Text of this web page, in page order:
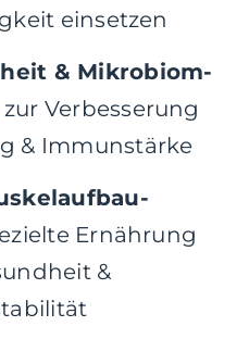
einsetzen
& Mikrobiom-
zur Verbesserung
& Immunstärke
Ernährung
&